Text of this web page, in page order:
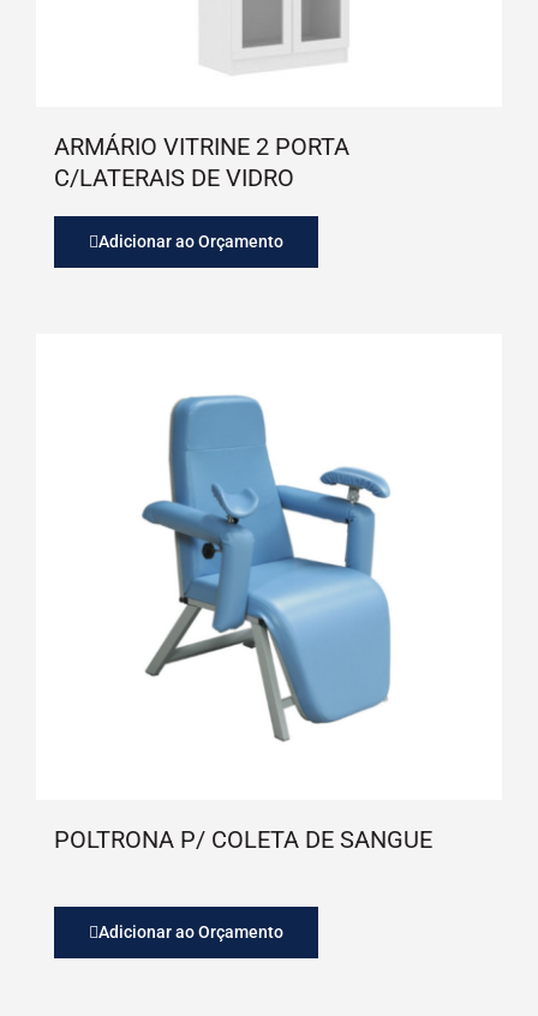
ARMÁRIO VITRINE 2 PORTA
C/LATERAIS DE VIDRO
Adicionar ao Orçamento
POLTRONA P/ COLETA DE SANGUE
Adicionar ao Orçamento